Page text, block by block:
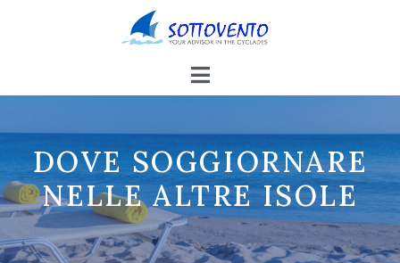
DOVE SOGGIORNARE
NELLE ALTRE ISOLE